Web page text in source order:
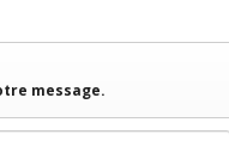
message.